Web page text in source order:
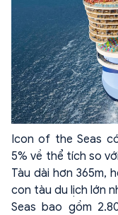
Icon of the Seas
5% về thể tích so
Tàu dài hơn 365m,
con tàu du lịch lớn
Seas bao gồm